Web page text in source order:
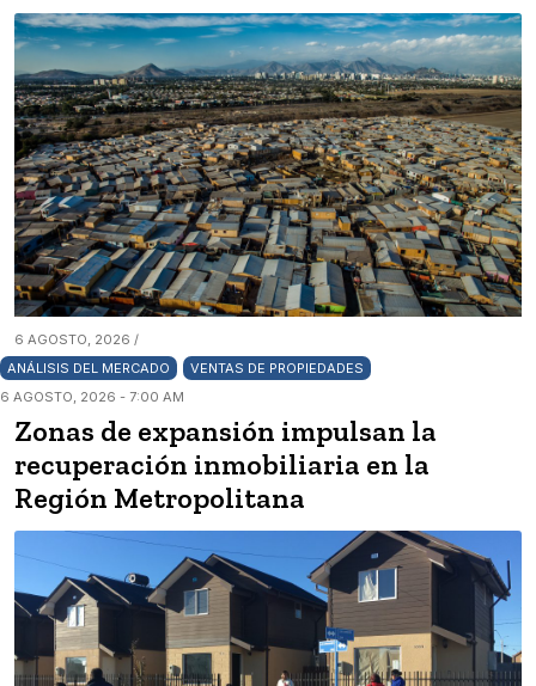
6 AGOSTO, 2026 /
ANÁLISIS DEL MERCADO
VENTAS DE PROPIEDADES
6 AGOSTO, 2026 - 7:00 AM
Zonas de expansión impulsan la
recuperación inmobiliaria en la
Región Metropolitana